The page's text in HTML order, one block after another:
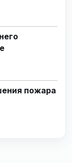
пожара